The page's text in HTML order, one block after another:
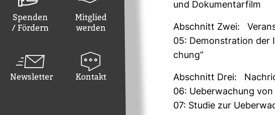
Spenden
/ Fördern
Mitglied
werden
Newsletter Kontakt
und Doku­men­tar­film
Abschnitt Zwei:
05: Demons­tra­tion der
chung“
Abschnitt Drei:
06: Ueber­wa­chung
07: Studie zur